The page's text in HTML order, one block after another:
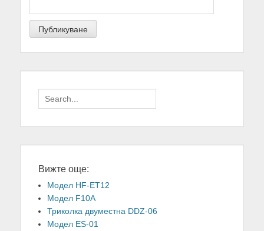
Search
for:
Вижте още:
Модел HF-ET12
Модел F10A
Триколка двуместна DDZ-06
Модел ES-01